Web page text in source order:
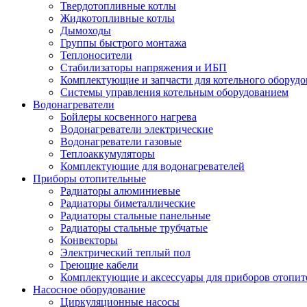
Твердотопливные котлы
Жидкотопливные котлы
Дымоходы
Группы быстрого монтажа
Теплоносители
Стабилизаторы напряжения и ИБП
Комплектующие и запчасти для котельного
Системы управления котельным оборудованием
Водонагреватели
Бойлеры косвенного нагрева
Водонагреватели электрические
Водонагреватели газовые
Теплоаккумуляторы
Комплектующие для водонагревателей
Приборы отопительные
Радиаторы алюминиевые
Радиаторы биметаллические
Радиаторы стальные панельные
Радиаторы стальные трубчатые
Конвекторы
Электрический теплый пол
Греющие кабели
Комплектующие и аксессуары для приборов
Насосное оборудование
Циркуляционные насосы